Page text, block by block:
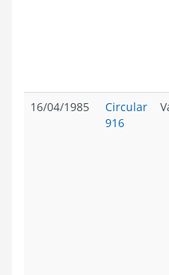
16/04/1985
Circular
916